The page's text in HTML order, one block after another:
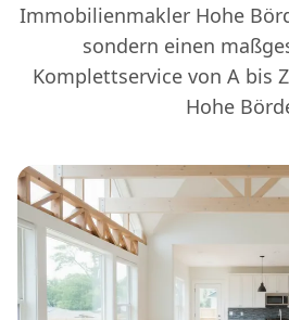
Immobilienmakler Hohe
sondern einen
Komplettservice von A bis
Hohe